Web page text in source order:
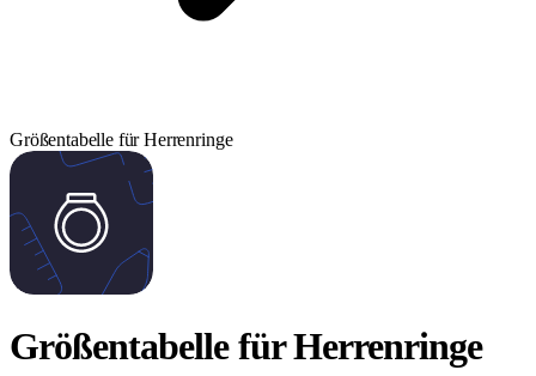
Größentabelle für Herrenringe
Größentabelle für Herrenringe